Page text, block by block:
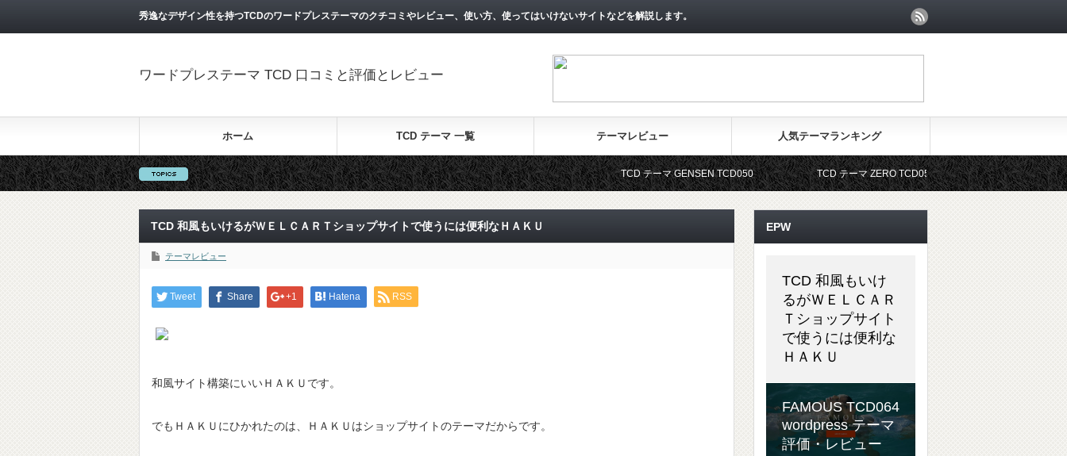
秀逸なデザイン性を持つTCDのワードプレステーマのクチコミやレビュー、使い方、使ってはいけないサイトなどを解説します。
ワードプレステーマ TCD 口コミと評価とレビュー
ホーム TCD テーマ 一覧 テーマレビュー 人気テーマランキング
TCD テーマ GENSEN TCD050 TCD テーマ ZERO TCD055 TCD テーマ ONE
TCD 和風もいけるがＷＥＬＣＡＲＴショップサイトで使うには便利なＨＡＫＵ
テーマレビュー
Tweet Share +1 Hatena RSS
和風サイト構築にいいＨＡＫＵです。
でもＨＡＫＵにひかれたのは、ＨＡＫＵはショップサイトのテーマだからです。
EPW
TCD 和風もいけ
るがＷＥＬＣＡＲ
Ｔショップサイト
で使うには便利な
ＨＡＫＵ
FAMOUS TCD064
wordpress テーマ
評価・レビュー